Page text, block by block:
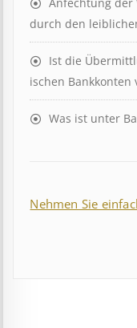
durch den
Ist die
isch­en Bank­kont­en
Was ist unter
Nehmen Sie